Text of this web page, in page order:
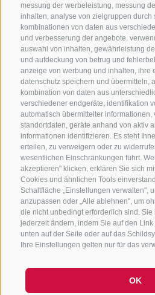
messung der werbeleistung, messung
inhalten, analyse von zielgruppen durch
kombinationen von daten aus
und verbesserung der angebote,
auswahl von inhalten, gewährleistung
und aufdeckung von betrug und
anzeige von werbung und inhalten, ihre
datenschutz speichern und übermitteln,
kombination von daten aus
verschiedener endgeräte, identifikation
automatisch übermittelter
standortdaten, geräte anhand von aktiv
informationen identifizieren. Es steht
erteilen, zu verweigern oder zu
wesentlichen Einschränkungen führt.
akzeptieren" klicken, erklären Sie sich
Cookies und ähnlichen Tools
Schaltfläche „Einstellungen verwalten",
anzupassen oder „Alle ablehnen", um
die nicht unbedingt erforderlich sind.
jederzeit ändern, indem Sie auf den
unten auf der Seite oder auf das
Ihre Einstellungen gelten nur für das
OK
+39 0472
Bleib am
Newsletter